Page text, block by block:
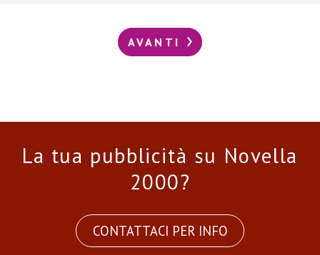
AVANTI
La tua pubblicità su Novella
2000?
CONTATTACI PER INFO